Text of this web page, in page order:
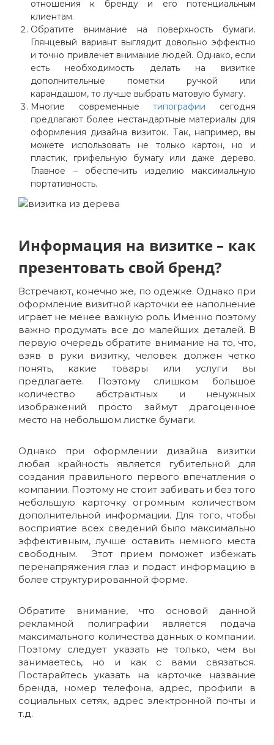
отношения к бренду и его потенциальным
клиентам.
Обратите внимание на поверхность бумаги.
Глянцевый вариант выглядит довольно эффектно
и точно привлечет внимание людей. Однако, если
есть необходимость делать на визитке
дополнительные пометки ручкой или
карандашом, то лучше выбрать матовую бумагу.
Многие современныетипографии сегодня
предлагают более нестандартные материалы для
оформления дизайна визиток. Так, например, вы
можете использовать не только картон, но и
пластик, грифельную бумагу или даже дерево.
Главное – обеспечить изделию максимальную
портативность.
Информация на визитке – как
презентовать свой бренд?
Встречают, конечно же, по одежке. Однако при
оформление визитной карточки ее наполнение
играет не менее важную роль. Именно поэтому
важно продумать все до малейших деталей. В
первую очередь обратите внимание на то, что,
взяв в руки визитку, человек должен четко
понять, какие товары или услуги вы
предлагаете. Поэтому слишком большое
количество абстрактных и ненужных
изображений просто займут драгоценное
место на небольшом листке бумаги.
Однако при оформлении дизайна визитки
любая крайность является губительной для
создания правильного первого впечатления о
компании. Поэтому не стоит забивать и без того
небольшую карточку огромным количеством
дополнительной информации. Для того, чтобы
восприятие всех сведений было максимально
эффективным, лучше оставить немного места
свободным. Этот прием поможет избежать
перенапряжения глаз и подаст информацию в
более структурированной форме.
Обратите внимание, что основой данной
рекламной полиграфии является подача
максимального количества данных о компании.
Поэтому следует указать не только, чем вы
занимаетесь, но и как с вами связаться.
Постарайтесь указать на карточке название
бренда, номер телефона, адрес, профили в
социальных сетях, адрес электронной почты и
т.д.